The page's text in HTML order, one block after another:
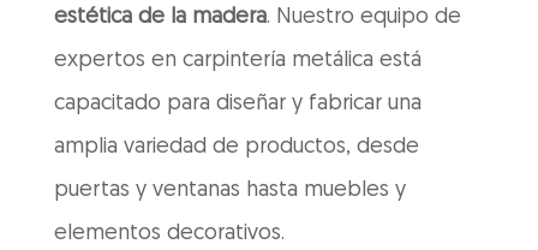
estética de la madera. Nuestro equipo de
expertos en carpintería metálica está
capacitado para diseñar y fabricar una
amplia variedad de productos, desde
puertas y ventanas hasta muebles y
elementos decorativos.